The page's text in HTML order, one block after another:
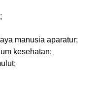
manusia aparatur;
kesehatan;